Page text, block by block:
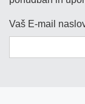
Vaš E-mail